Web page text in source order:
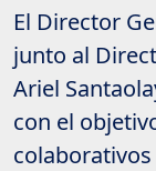
El Director
junto al
Ariel
con el